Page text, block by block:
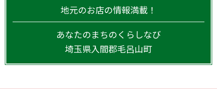
地元のお店の情報満載！
あなたのまちのくらしなび
埼玉県入間郡毛呂山町